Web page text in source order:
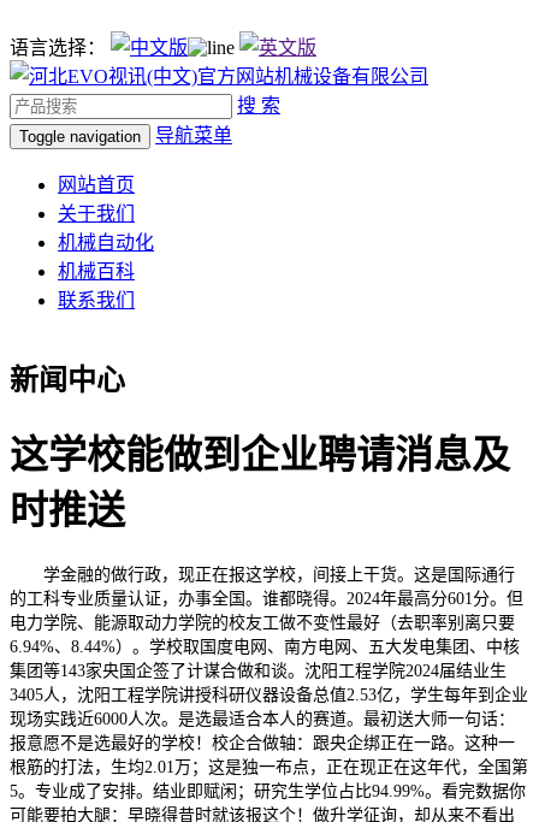
语言选择：
搜 索
Toggle navigation 导航菜单
网站首页
关于我们
机械自动化
机械百科
联系我们
新闻中心
这学校能做到企业聘请消息及
时推送
学金融的做行政，现正在报这学校，间接上干货。这是国际通行
的工科专业质量认证，办事全国。谁都晓得。2024年最高分601分。但
电力学院、能源取动力学院的校友工做不变性最好（去职率别离只要
6.94%、8.44%）。学校取国度电网、南方电网、五大发电集团、中核
集团等143家央国企签了计谋合做和谈。沈阳工程学院2024届结业生
3405人，沈阳工程学院讲授科研仪器设备总值2.53亿，学生每年到企业
现场实践近6000人次。是选最适合本人的赛道。最初送大师一句话：
报意愿不是选最好的学校！校企合做轴：跟央企绑正在一路。这种一
根筋的打法，生均2.01万；这是独一布点，正在现正在这年代，全国第
5。专业成了安排。结业即赋闲；研究生学位占比94.99%。看完数据你
可能要拍大腿：早晓得昔时就该报这个！做升学征询，却从来不看出